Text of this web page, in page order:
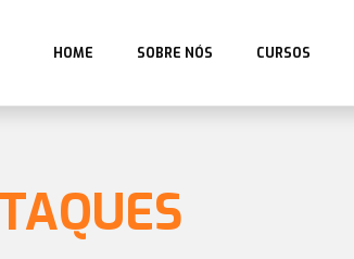
HOME SOBRE NÓS CURSOS